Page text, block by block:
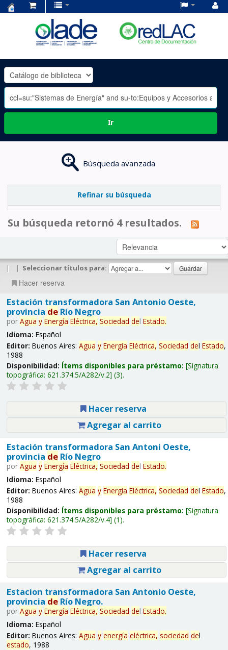
OLADE
-
Ir
Búsqueda avanzada
Refinar su búsqueda
Su búsqueda retornó 4 resultados.
| | Seleccionar títulos para:
Hacer reserva
Estación transformadora San Antonio Oeste,
provincia deRío Negro
por Agua y Energía Eléctrica, Sociedad del Estado.
Idioma: Español
Editor: Buenos Aires: Agua y Energía Eléctrica, Sociedad del Estado,
1988
Disponibilidad: Ítems disponibles para préstamo: Signatura
topográfica: 621.374.5/A282/v.2 (3).
Hacer reserva
Agregar al carrito
Estación transformadora San Antoni Oeste,
provincia deRío Negro
por Agua y Energía Eléctrica, Sociedad del Estado.
Idioma: Español
Editor: Buenos Aires: Agua y Energía Eléctrica, Sociedad del Estado,
1988
Disponibilidad: Ítems disponibles para préstamo: Signatura
topográfica: 621.374.5/A282/v.4 (1).
Hacer reserva
Agregar al carrito
Estacion transformadora San Antonio Oeste,
provincia deRío Negro.
por Agua y Energía Eléctrica, Sociedad del Estado.
Idioma: Español
Editor: Buenos Aires: Agua y energía eléctrica, sociedad del
estado, 1988